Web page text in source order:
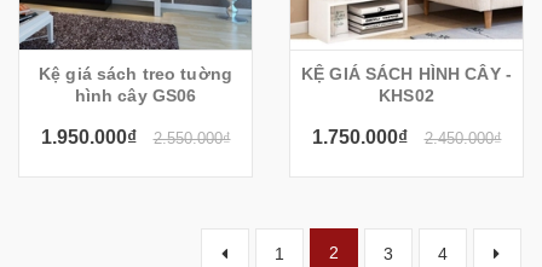
Kệ giá sách treo tuờng
hình cây GS06
1.950.000₫ 2.550.000₫
KỆ GIÁ SÁCH HÌNH CÂY -
KHS02
1.750.000₫ 2.450.000₫
1 2 3 4